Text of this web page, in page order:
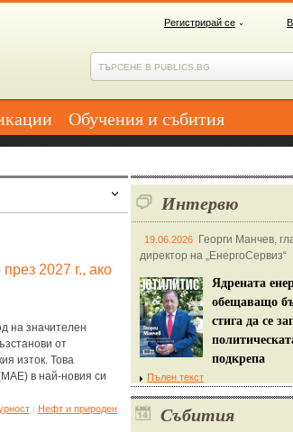
Регистрирай се
Обучения и събития
2027 г., ако
на значителен
от
изток. Това
в най-новия си
| Нефт и природен
Интервю
19.06.2026 Георги Манчев,
директор на „ЕнергоСервиз“
Ядрената
обещаващо
стига да се
подкрепа
Пълен текст
Събития